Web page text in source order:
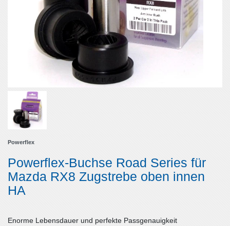
Powerflex
Powerflex-Buchse Road Series für
Mazda RX8 Zugstrebe oben innen
HA
Enorme Lebensdauer und perfekte Passgenauigkeit